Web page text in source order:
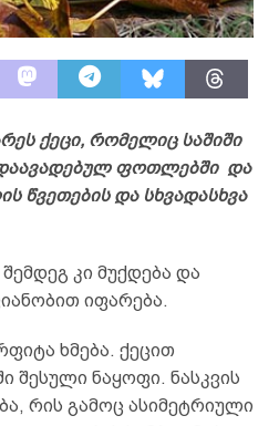
ქეცი, რომელიც საშიში
ფოთლებში და
წვეთების და სხვადასხვა
კი მუქდება და
იფარება.
ხმება. ქეცით
შესული ნაყოფი. ნასკვის
რის გამოც ასიმეტრიული